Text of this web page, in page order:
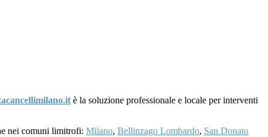
è la soluzione professionale e locale per interventi
nei comuni limitrofi: Milano, Bellinzago Lombardo, San Donato